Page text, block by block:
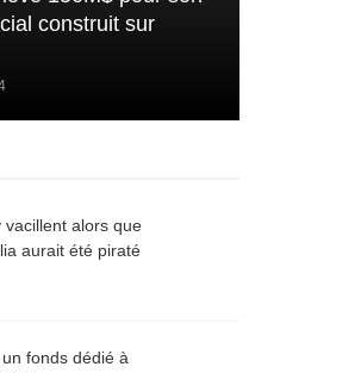
construit sur
vacillent alors que
aurait été piraté
fonds dédié à